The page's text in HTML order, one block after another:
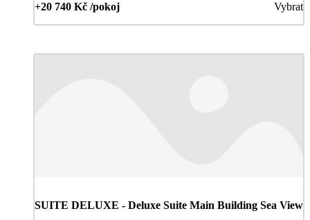
+20 740 Kč /pokoj Vybrat
SUITE DELUXE - Deluxe Suite Main Building Sea View